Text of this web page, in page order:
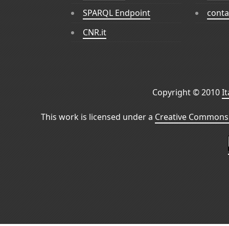
SPARQL Endpoint
CNR.it
Copyright © 2010
This work is licensed under a Creative